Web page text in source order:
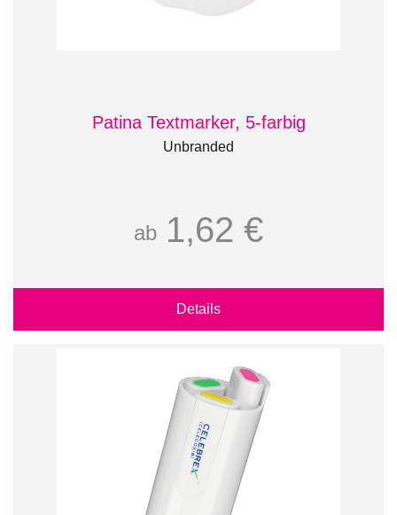
Patina Textmarker, 5-farbig
Unbranded
ab 1,62 €
Details